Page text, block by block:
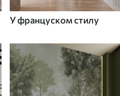
У француском стилу